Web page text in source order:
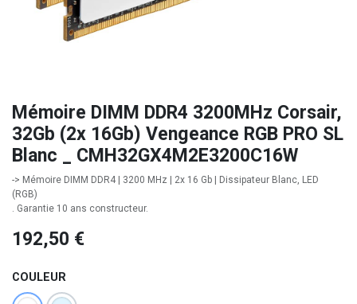
Mémoire DIMM DDR4 3200MHz Corsair,
32Gb (2x 16Gb) Vengeance RGB PRO SL
Blanc _ CMH32GX4M2E3200C16W
-> Mémoire DIMM DDR4 | 3200 MHz | 2x 16 Gb | Dissipateur Blanc, LED
(RGB)
. Garantie 10 ans constructeur.
192,50 €
COULEUR